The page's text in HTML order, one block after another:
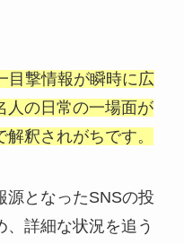
目撃情報が瞬時に広
人の日常の一場面が
釈されがちです。
源となったSNSの投
詳細な状況を追う